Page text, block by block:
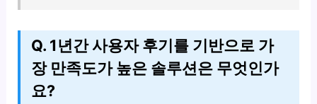
Q. 1년간 사용자 후기를 기반으로 가
장 만족도가 높은 솔루션은 무엇인가
요?